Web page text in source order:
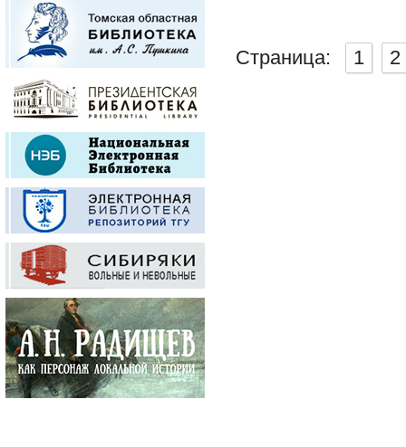
Страница: 1 2